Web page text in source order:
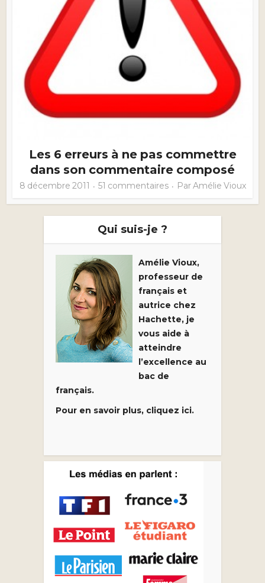
Les 6 erreurs à ne pas commettre
dans son commentaire composé
8 décembre 2011 51 commentaires ParAmélie Vioux
Qui suis-je ?
Amélie Vioux,
professeur de
français et
autrice chez
Hachette, je
vous aide à
atteindre
l’excellence au
bac de
français.
Pour en savoir plus, cliquez ici.